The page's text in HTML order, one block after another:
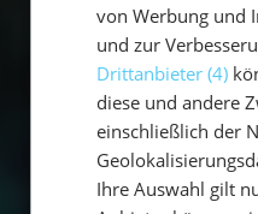
von Werbung und
und zur
Drittanbieter (4)
diese und andere
einschließlich der
Ihre Auswahl gilt